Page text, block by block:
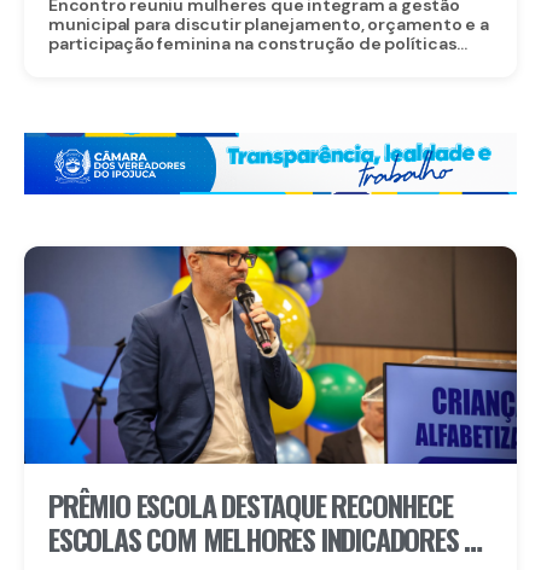
municipal para discutir planejamento, orçamento e a
participação feminina na construção de políticas...
PRÊMIO ESCOLA DESTAQUE RECONHECE
ESCOLAS COM MELHORES INDICADORES DE